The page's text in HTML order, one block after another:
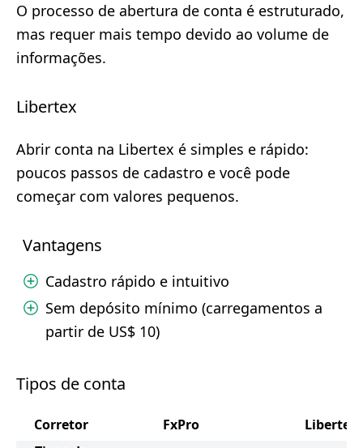
O processo de abertura de conta é estruturado,
mas requer mais tempo devido ao volume de
informações.
Libertex
Abrir conta na Libertex é simples e rápido:
poucos passos de cadastro e você pode
começar com valores pequenos.
Vantagens
Cadastro rápido e intuitivo
Sem depósito mínimo (carregamentos a
partir de US$ 10)
Tipos de conta
Corretor FxPro
Libertex